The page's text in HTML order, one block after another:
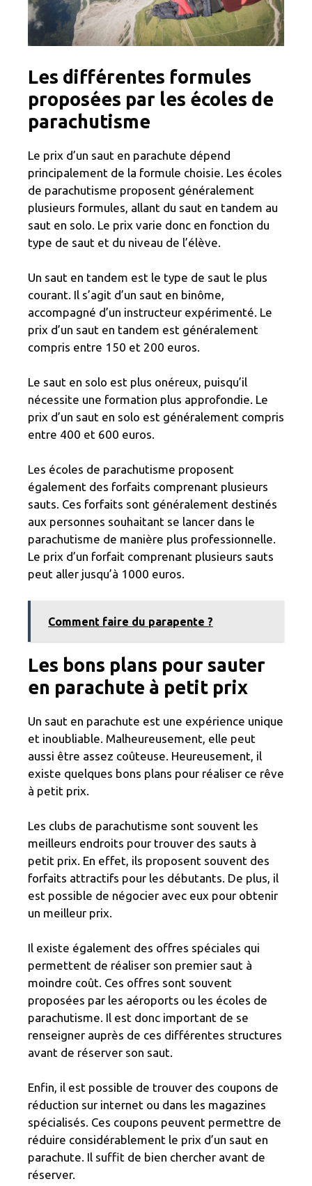
Les différentes formules
proposées par les écoles de
parachutisme
Le prix d’un saut en parachute dépend
principalement de la formule choisie. Les écoles
de parachutisme proposent généralement
plusieurs formules, allant du saut en tandem au
saut en solo. Le prix varie donc en fonction du
type de saut et du niveau de l’élève.
Un saut en tandem est le type de saut le plus
courant. Il s’agit d’un saut en binôme,
accompagné d’un instructeur expérimenté. Le
prix d’un saut en tandem est généralement
compris entre 150 et 200 euros.
Le saut en solo est plus onéreux, puisqu’il
nécessite une formation plus approfondie. Le
prix d’un saut en solo est généralement compris
entre 400 et 600 euros.
Les écoles de parachutisme proposent
également des forfaits comprenant plusieurs
sauts. Ces forfaits sont généralement destinés
aux personnes souhaitant se lancer dans le
parachutisme de manière plus professionnelle.
Le prix d’un forfait comprenant plusieurs sauts
peut aller jusqu’à 1000 euros.
Comment faire du parapente ?
Les bons plans pour sauter
en parachute à petit prix
Un saut en parachute est une expérience unique
et inoubliable. Malheureusement, elle peut
aussi être assez coûteuse. Heureusement, il
existe quelques bons plans pour réaliser ce rêve
à petit prix.
Les clubs de parachutisme sont souvent les
meilleurs endroits pour trouver des sauts à
petit prix. En effet, ils proposent souvent des
forfaits attractifs pour les débutants. De plus, il
est possible de négocier avec eux pour obtenir
un meilleur prix.
Il existe également des offres spéciales qui
permettent de réaliser son premier saut à
moindre coût. Ces offres sont souvent
proposées par les aéroports ou les écoles de
parachutisme. Il est donc important de se
renseigner auprès de ces différentes structures
avant de réserver son saut.
Enfin, il est possible de trouver des coupons de
réduction sur internet ou dans les magazines
spécialisés. Ces coupons peuvent permettre de
réduire considérablement le prix d’un saut en
parachute. Il suffit de bien chercher avant de
réserver.